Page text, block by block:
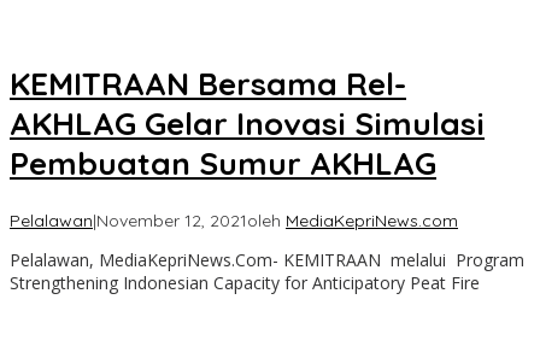
KEMITRAAN Bersama Rel-
AKHLAG Gelar Inovasi Simulasi
Pembuatan Sumur AKHLAG
Pelalawan|November 12, 2021oleh MediaKepriNews.com
Pelalawan, MediaKepriNews.Com- KEMITRAAN melalui Program
Strengthening Indonesian Capacity for Anticipatory Peat Fire